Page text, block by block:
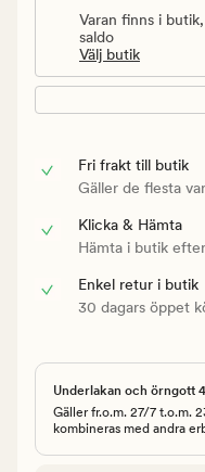
Varan finns i
saldo
Välj butik
Fri frakt till butik
Gäller de flesta
Klicka & Hämta
Hämta i butik
Enkel retur i butik
30 dagars öppet
Underlakan och örngott
Gäller fr.o.m. 27/7 t.o.m.
kombineras med andra